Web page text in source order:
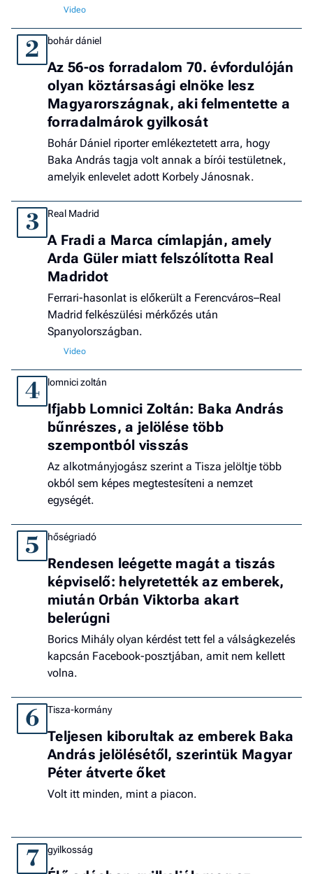
2 bohár dániel
Az 56-os forradalom 70. évfordulóján
olyan köztársasági elnöke lesz
Magyarországnak, aki felmentette a
forradalmárok gyilkosát
Bohár Dániel riporter emlékeztetett arra, hogy
Baka András tagja volt annak a bírói testületnek,
amelyik enlevelet adott Korbely Jánosnak.
3 Real Madrid
A Fradi a Marca címlapján, amely
Arda Güler miatt felszólította Real
Madridot
Ferrari-hasonlat is előkerült a Ferencváros–Real
Madrid felkészülési mérkőzés után
Spanyolországban.
4 lomnici zoltán
Ifjabb Lomnici Zoltán: Baka András
bűnrészes, a jelölése több
szempontból visszás
Az alkotmányjogász szerint a Tisza jelöltje több
okból sem képes megtestesíteni a nemzet
egységét.
5 hőségriadó
Rendesen leégette magát a tiszás
képviselő: helyretették az emberek,
miután Orbán Viktorba akart
belerúgni
Borics Mihály olyan kérdést tett fel a válságkezelés
kapcsán Facebook-posztjában, amit nem kellett
volna.
6 Tisza-kormány
Teljesen kiborultak az emberek Baka
András jelölésétől, szerintük Magyar
Péter átverte őket
Volt itt minden, mint a piacon.
7 gyilkosság